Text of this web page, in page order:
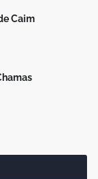
Caim